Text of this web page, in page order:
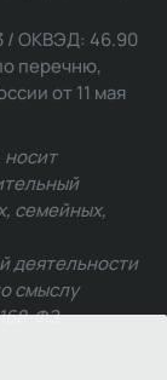
/ ОКВЭД: 46.90
перечню,
от 11 мая
носит
семейных,
деятельности
смыслу
ФЗ.